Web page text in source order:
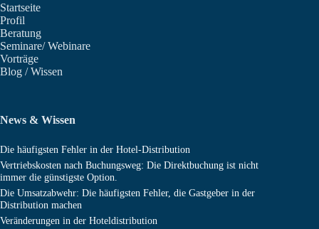
Startseite
Profil
Beratung
Seminare/ Webinare
Vorträge
Blog / Wissen
News & Wissen
Die häufigsten Fehler in der Hotel-Distribution
Vertriebskosten nach Buchungsweg: Die Direktbuchung ist nicht
immer die günstigste Option.
Die Umsatzabwehr: Die häufigsten Fehler, die Gastgeber in der
Distribution machen
Veränderungen in der Hoteldistribution